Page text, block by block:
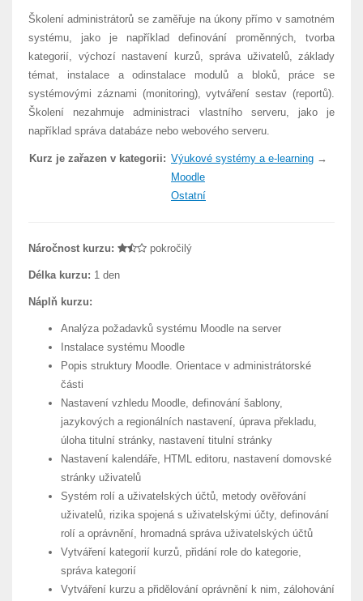
Školení administrátorů se zaměřuje na úkony přímo v samotném
systému, jako je například definování proměnných, tvorba
kategorií, výchozí nastavení kurzů, správa uživatelů, základy
témat, instalace a odinstalace modulů a bloků, práce se
systémovými záznami (monitoring), vytváření sestav (reportů).
Školení nezahrnuje administraci vlastního serveru, jako je
například správa databáze nebo webového serveru.
Kurz je zařazen v kategorii: Výukové systémy a e-learning →
Moodle
Ostatní
Náročnost kurzu: pokročilý
Délka kurzu: 1 den
Náplň kurzu:
Analýza požadavků systému Moodle na server
Instalace systému Moodle
Popis struktury Moodle. Orientace v administrátorské
části
Nastavení vzhledu Moodle, definování šablony,
jazykových a regionálních nastavení, úprava překladu,
úloha titulní stránky, nastavení titulní stránky
Nastavení kalendáře, HTML editoru, nastavení domovské
stránky uživatelů
Systém rolí a uživatelských účtů, metody ověřování
uživatelů, rizika spojená s uživatelskými účty, definování
rolí a oprávnění, hromadná správa uživatelských účtů
Vytváření kategorií kurzů, přidání role do kategorie,
správa kategorií
Vytváření kurzu a přidělování oprávnění k nim, zálohování